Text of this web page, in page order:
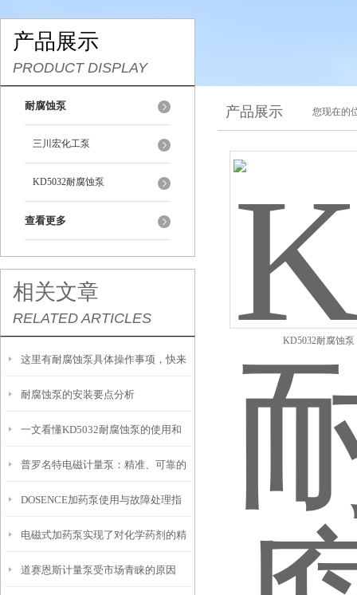
产品展示
PRODUCT DISPLAY
耐腐蚀泵
三川宏化工泵
KD5032耐腐蚀泵
查看更多
相关文章
RELATED ARTICLES
这里有耐腐蚀泵具体操作事项，快来
看啊
耐腐蚀泵的安装要点分析
一文看懂KD5032耐腐蚀泵的使用和
保养
普罗名特电磁计量泵：精准、可靠的
液体输送工具
DOSENCE加药泵使用与故障处理指
南
电磁式加药泵实现了对化学药剂的精
确添加
道赛恩斯计量泵受市场青睐的原因
产品展示 您现在的
KD5032耐腐蚀泵